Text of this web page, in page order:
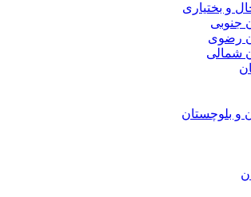
و بختیاری
جنوبی
رضوی
شمالی
و بلوچستان